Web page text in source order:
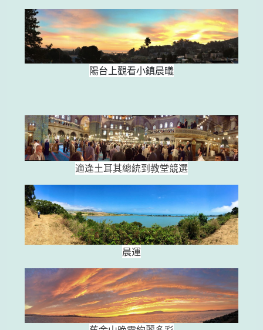
陽台上觀看小鎮晨㬢
適逢土耳其總統到教堂競選
晨運